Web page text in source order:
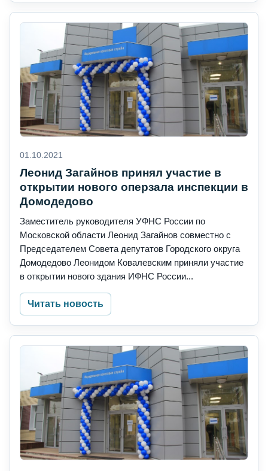
01.10.2021
Леонид Загайнов принял участие в
открытии нового оперзала инспекции в
Домодедово
Заместитель руководителя УФНС России по
Московской области Леонид Загайнов совместно с
Председателем Совета депутатов Городского округа
Домодедово Леонидом Ковалевским приняли участие
в открытии нового здания ИФНС России...
Читать новость